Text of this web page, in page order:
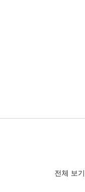
전체 보기